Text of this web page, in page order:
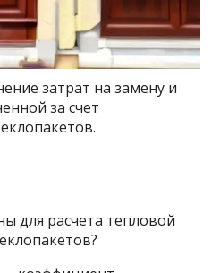
затрат на замену и
за счет
для расчета тепловой